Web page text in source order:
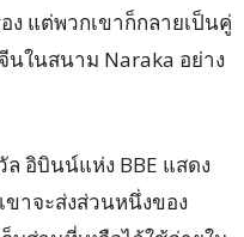
แต่พวกเขาก็กลายเป็นคู่
นในสนาม Naraka อย่าง
ล อิบินน์แห่ง BBE แสดง
าจะส่งส่วนหนึ่งของ